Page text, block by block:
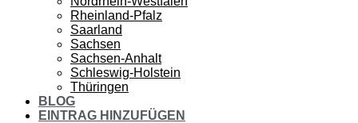
Rheinland-Pfalz
Saarland
Sachsen
Sachsen-Anhalt
Schleswig-Holstein
Thüringen
BLOG
EINTRAG HINZUFÜGEN